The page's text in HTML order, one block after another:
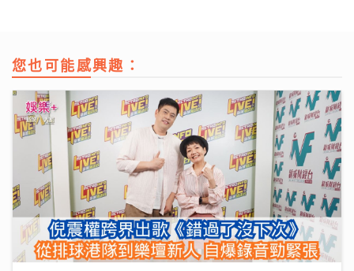
您也可能感興趣：